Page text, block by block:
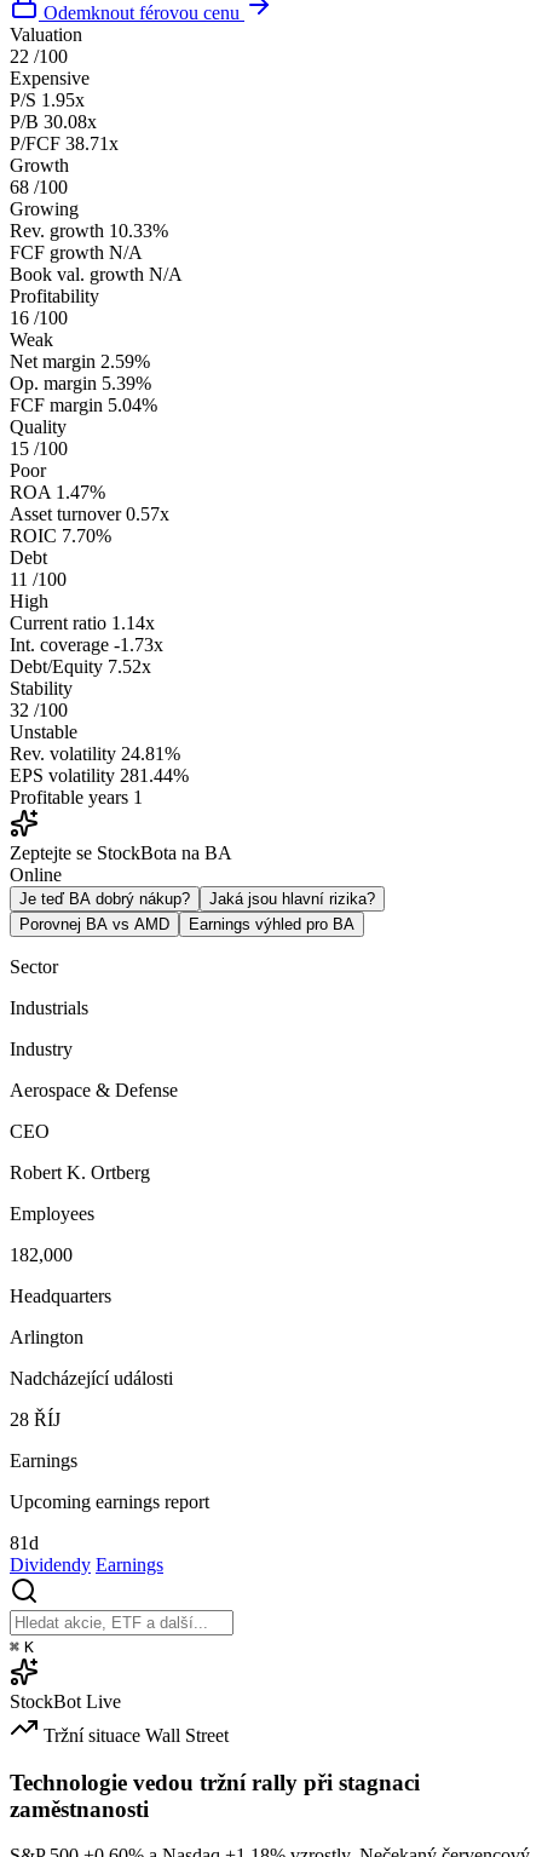
Odemknout férovou cenu
Valuation
22 /100
Expensive
P/S 1.95x
P/B 30.08x
P/FCF 38.71x
Growth
68 /100
Growing
Rev. growth 10.33%
FCF growth N/A
Book val. growth N/A
Profitability
16 /100
Weak
Net margin 2.59%
Op. margin 5.39%
FCF margin 5.04%
Quality
15 /100
Poor
ROA 1.47%
Asset turnover 0.57x
ROIC 7.70%
Debt
11 /100
High
Current ratio 1.14x
Int. coverage -1.73x
Debt/Equity 7.52x
Stability
32 /100
Unstable
Rev. volatility 24.81%
EPS volatility 281.44%
Profitable years 1
Zeptejte se StockBota na BA
Online
Je teď BA dobrý nákup?
Jaká jsou hlavní rizika?
Porovnej BA vs AMD
Earnings výhled pro BA
Sector
Industrials
Industry
Aerospace & Defense
CEO
Robert K. Ortberg
Employees
182,000
Headquarters
Arlington
Nadcházející události
28 ŘÍJ
Earnings
Upcoming earnings report
81d
Dividendy Earnings
⌘ K
StockBot Live
Tržní situace Wall Street
Technologie vedou tržní rally při stagnaci
zaměstnanosti